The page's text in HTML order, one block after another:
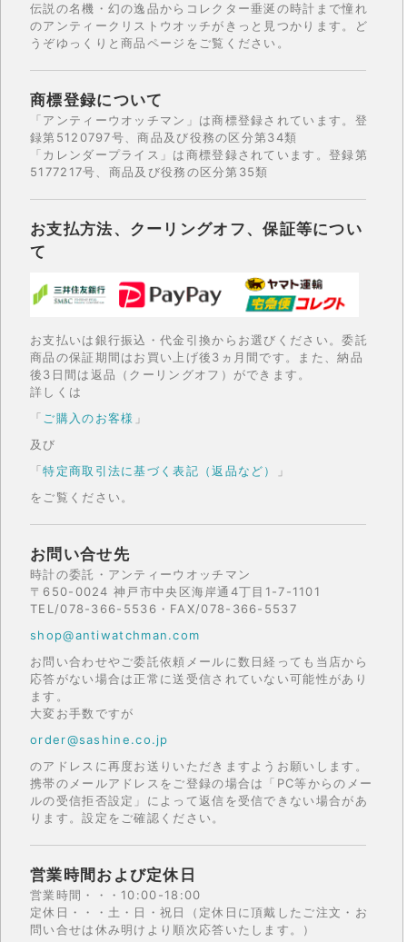
伝説の名機・幻の逸品からコレクター垂涎の時計まで憧れ
のアンティークリストウオッチがきっと見つかります。ど
うぞゆっくりと商品ページをご覧ください。
商標登録について
「アンティーウオッチマン」は商標登録されています。登
録第5120797号、商品及び役務の区分第34類
「カレンダープライス」は商標登録されています。登録第
5177217号、商品及び役務の区分第35類
お支払方法、クーリングオフ、保証等につい
て
お支払いは銀行振込・代金引換からお選びください。委託
商品の保証期間はお買い上げ後3ヵ月間です。また、納品
後3日間は返品（クーリングオフ）ができます。
詳しくは
「ご購入のお客様 」
及び
「特定商取引法に基づく表記（返品など）
」
をご覧ください。
お問い合せ先
時計の委託・アンティーウオッチマン
〒650-0024 神戸市中央区海岸通4丁目1-7-1101
TEL/078-366-5536・FAX/078-366-5537
shop@antiwatchman.com
お問い合わせやご委託依頼メールに数日経っても当店から
応答がない場合は正常に送受信されていない可能性があり
ます。
大変お手数ですが
order@sashine.co.jp
のアドレスに再度お送りいただきますようお願いします。
携帯のメールアドレスをご登録の場合は「PC等からのメー
ルの受信拒否設定」によって返信を受信できない場合があ
ります。設定をご確認ください。
営業時間および定休日
営業時間・・・10:00-18:00
定休日・・・土・日・祝日（定休日に頂戴したご注文・お
問い合せは休み明けより順次応答いたします。）